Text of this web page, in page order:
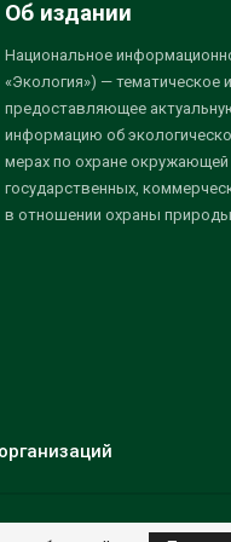
Об издании
Национальное
«Экология») — тематическое
предоставляющее
информацию об
мерах по охране
государственных,
в отношении охраны